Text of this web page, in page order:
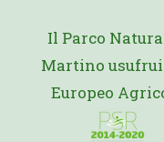
Il Parco
Martino
Europeo